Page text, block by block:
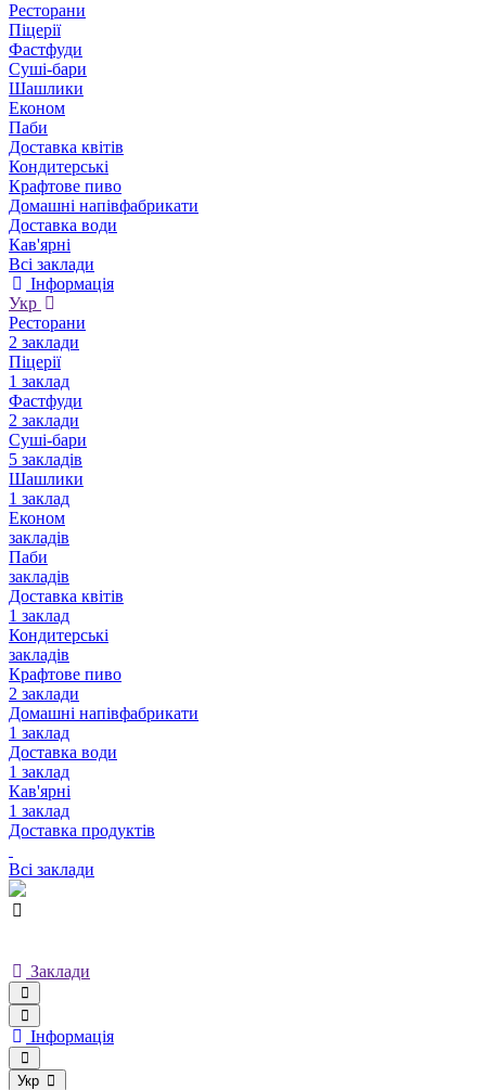
Ресторани
Піцерії
Фастфуди
Суші-бари
Шашлики
Економ
Паби
Доставка квітів
Кондитерські
Крафтове пиво
Домашні напівфабрикати
Доставка води
Кав'ярні
Всі заклади
Інформація
Укр
Ресторани
2 заклади
Піцерії
1 заклад
Фастфуди
2 заклади
Суші-бари
5 закладів
Шашлики
1 заклад
Економ
закладів
Паби
закладів
Доставка квітів
1 заклад
Кондитерські
закладів
Крафтове пиво
2 заклади
Домашні напівфабрикати
1 заклад
Доставка води
1 заклад
Кав'ярні
1 заклад
Доставка продуктів
Всі заклади
Заклади
Інформація
Укр